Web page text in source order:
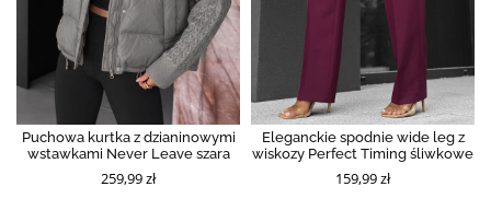
Puchowa kurtka z dzianinowymi
wstawkami Never Leave szara
259,99 zł
Eleganckie spodnie wide leg z
wiskozy Perfect Timing śliwkowe
159,99 zł